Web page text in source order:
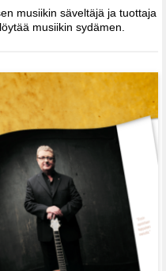
musiikin säveltäjä ja tuottaja
musiikin sydämen.